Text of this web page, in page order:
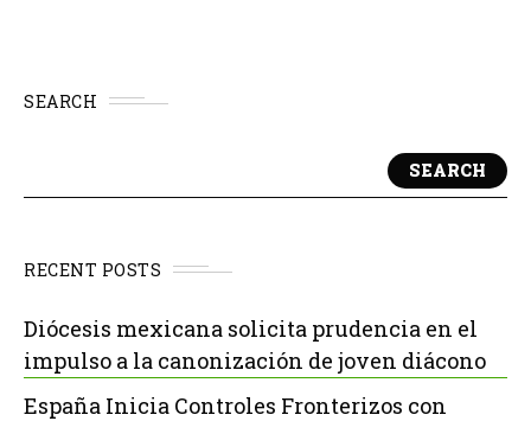
SEARCH
SEARCH
RECENT POSTS
Diócesis mexicana solicita prudencia en el
impulso a la canonización de joven diácono
España Inicia Controles Fronterizos con